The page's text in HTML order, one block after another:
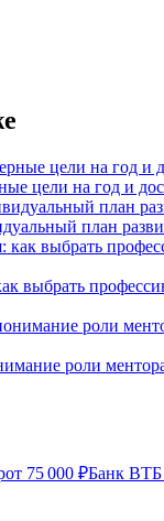
цели на год и
план
выбрать
роли
от 75 000 ₽Банк